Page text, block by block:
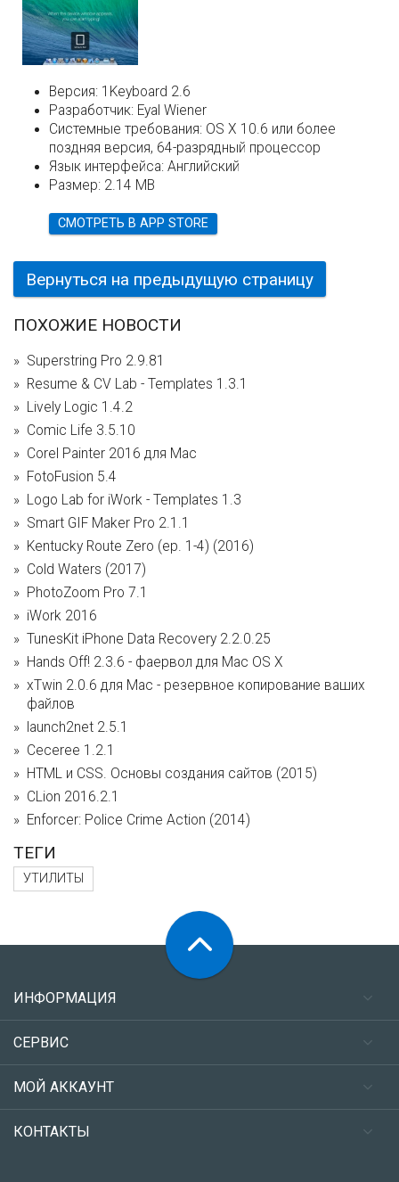
Версия: 1Keyboard 2.6
Разработчик: Eyal Wiener
Системные требования: OS X 10.6 или более
поздняя версия, 64-разрядный процессор
Язык интерфейса: Английский
Размер: 2.14 MB
СМОТРЕТЬ В APP STORE
Вернуться на предыдущую страницу
ПОХОЖИЕ НОВОСТИ
Superstring Pro 2.9.81
Resume & CV Lab - Templates 1.3.1
Lively Logic 1.4.2
Comic Life 3.5.10
Corel Painter 2016 для Mac
FotoFusion 5.4
Logo Lab for iWork - Templates 1.3
Smart GIF Maker Pro 2.1.1
Kentucky Route Zero (ep. 1-4) (2016)
Cold Waters (2017)
PhotoZoom Pro 7.1
iWork 2016
TunesKit iPhone Data Recovery 2.2.0.25
Hands Off! 2.3.6 - фаервол для Mac OS X
xTwin 2.0.6 для Mac - резервное копирование ваших
файлов
launch2net 2.5.1
Ceceree 1.2.1
HTML и CSS. Основы создания сайтов (2015)
CLion 2016.2.1
Enforcer: Police Crime Action (2014)
ТЕГИ
УТИЛИТЫ
ИНФОРМАЦИЯ
СЕРВИС
МОЙ АККАУНТ
КОНТАКТЫ